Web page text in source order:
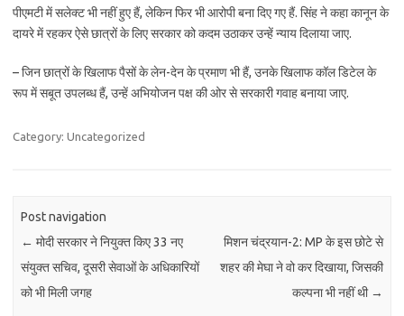
पीएमटी में सलेक्ट भी नहीं हुए हैं, लेकिन फिर भी आरोपी बना दिए गए हैं. सिंह ने कहा कानून के
दायरे में रहकर ऐसे छात्रों के लिए सरकार को कदम उठाकर उन्हें न्याय दिलाया जाए.
– जिन छात्रों के खिलाफ पैसों के लेन-देन के प्रमाण भी हैं, उनके खिलाफ कॉल डिटेल के
रूप में सबूत उपलब्ध हैं, उन्हें अभियोजन पक्ष की ओर से सरकारी गवाह बनाया जाए.
Category: Uncategorized
Post navigation
← मोदी सरकार ने नियुक्त किए 33 नए
संयुक्त सचिव, दूसरी सेवाओं के अधिकारियों
को भी मिली जगह
मिशन चंद्रयान-2: MP के इस छोटे से
शहर की मेघा ने वो कर दिखाया, जिसकी
कल्पना भी नहीं थी →